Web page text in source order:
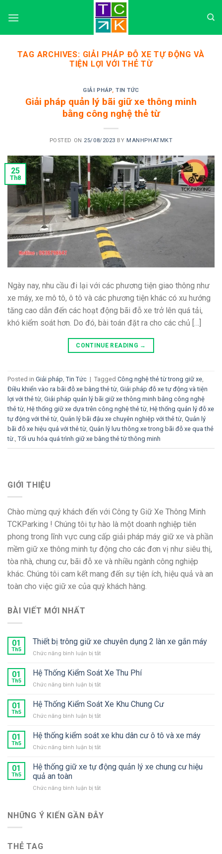
TAG ARCHIVES: GIẢI PHÁP ĐỖ XE TỰ ĐỘNG VÀ
TIỆN LỢI VỚI THẺ TỪ
GIẢI PHÁP,TIN TỨC
Giải pháp quản lý bãi giữ xe thông minh
bằng công nghệ thẻ từ
POSTED ON 25/08/2023 BY MANHPHATMKT
25
Th8
Ngày nay, nhu cầu đi lại với các phương tiện giao thông như
xe máy, xe mô tô, ô tô và các phương tiện khác có xu hướng
tăng cao dẫn đến các hoạt động bãi đỗ xe trở lên quá tải,
khó kiểm soát hơn. Do đó, bài toán đặt ra cho các chủ […]
CONTINUE READING →
Posted in Giải pháp, Tin Tức | Tagged Công nghệ thẻ từ trong giữ xe,
Điều khiển vào ra bãi đỗ xe bằng thẻ từ, Giải pháp đỗ xe tự động và tiện
lợi với thẻ từ, Giải pháp quản lý bãi giữ xe thông minh bằng công nghệ
thẻ từ, Hệ thống giữ xe dựa trên công nghệ thẻ từ, Hệ thống quản lý đỗ xe
tự động với thẻ từ, Quản lý bãi đậu xe chuyên nghiệp với thẻ từ, Quản lý
bãi đỗ xe hiệu quả với thẻ từ, Quản lý lưu thông xe trong bãi đỗ xe qua thẻ
từ., Tối ưu hóa quá trình giữ xe bằng thẻ từ thông minh
GIỚI THIỆU
Chào mừng quý khách đến với Công ty Giữ Xe Thông Minh
TCKParking ! Chúng tôi tự hào là một doanh nghiệp tiên
phong trong lĩnh vực cung cấp giải pháp máy giữ xe và phần
mềm giữ xe thông minh tự động cho các đơn vị như siêu thị,
tòa nhà, chung cư, bãi đỗ xe và nhiều ngành công nghiệp
khác. Chúng tôi cam kết mang đến sự tiện ích, hiệu quả và an
toàn cho việc giữ xe của quý khách hàng.
BÀI VIẾT MỚI NHẤT
01
Th5
Thiết bị trông giữ xe chuyên dụng 2 làn xe gắn máy
Chức năng bình luận bị tắtở
bị
giữ
chuyên
xe
gắn
01
Th5
Hệ Thống Kiểm Soát Xe Thu Phí
Chức năng bình luận bị tắtở
Thống
Soát
Thu
01
Th5
Hệ Thống Kiểm Soát Xe Khu Chung Cư
Chức năng bình luận bị tắtở
Thống
Soát
Khu
01
Th5
Hệ thống kiểm soát xe khu dân cư ô tô và xe máy
Chức năng bình luận bị tắtở
thống
kiểm
xe
cư
01
Th5
Hệ thống giữ xe tự động quản lý xe chung cư hiệu
quả an toàn
Chức năng bình luận bị tắtở
giữ
NHỮNG Ý KIẾN ​​GẦN ĐÂY
THẺ TAG